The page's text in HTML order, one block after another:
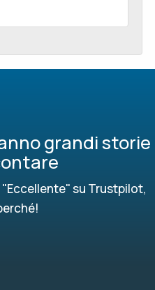
grandi storie
su Trustpilot,